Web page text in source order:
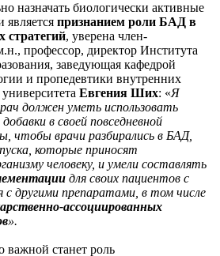
назначать биологически активные
является признанием роли БАД в
стратегий, уверена член-
профессор, директор Института
заведующая кафедрой
и пропедевтики внутренних
Евгения Ших: «Я
должен уметь использовать
в своей повседневной
чтобы врачи разбирались в БАД,
которые приносят
человеку, и умели составлять
для своих пациентов с
с другими препаратами, в том числе
ассоциированных
».
важной станет роль